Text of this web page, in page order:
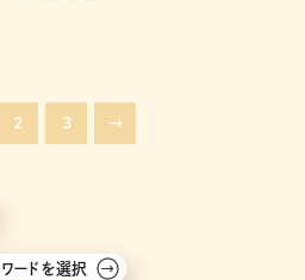
2 3 →
ードを選択